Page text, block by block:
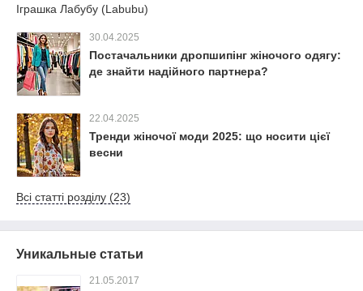
Іграшка Лабубу (Labubu)
30.04.2025
Постачальники дропшипінг жіночого одягу:
де знайти надійного партнера?
22.04.2025
Тренди жіночої моди 2025: що носити цієї
весни
Всі статті розділу (23)
Уникальные статьи
21.05.2017